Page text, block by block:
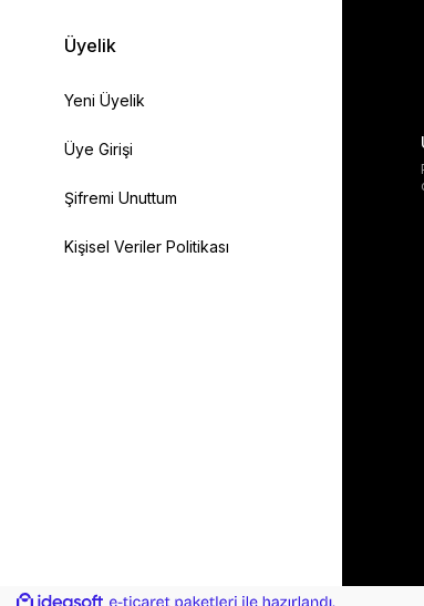
Üyelik
Yeni Üyelik
Üye Girişi
Şifremi Unuttum
Kişisel Veriler Politikası
ideasoft e-